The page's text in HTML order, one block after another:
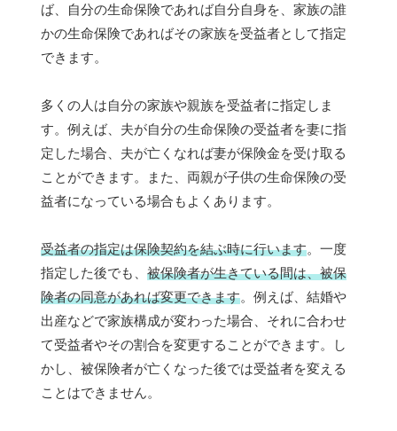
ば、自分の生命保険であれば自分自身を、家族の誰
かの生命保険であればその家族を受益者として指定
できます。
多くの人は自分の家族や親族を受益者に指定しま
す。例えば、夫が自分の生命保険の受益者を妻に指
定した場合、夫が亡くなれば妻が保険金を受け取る
ことができます。また、両親が子供の生命保険の受
益者になっている場合もよくあります。
受益者の指定は保険契約を結ぶ時に行います。一度
指定した後でも、 被保険者が生きている間は、被保
険者の同意があれば変更できます。例えば、結婚や
出産などで家族構成が変わった場合、それに合わせ
て受益者やその割合を変更することができます。し
かし、被保険者が亡くなった後では受益者を変える
ことはできません。